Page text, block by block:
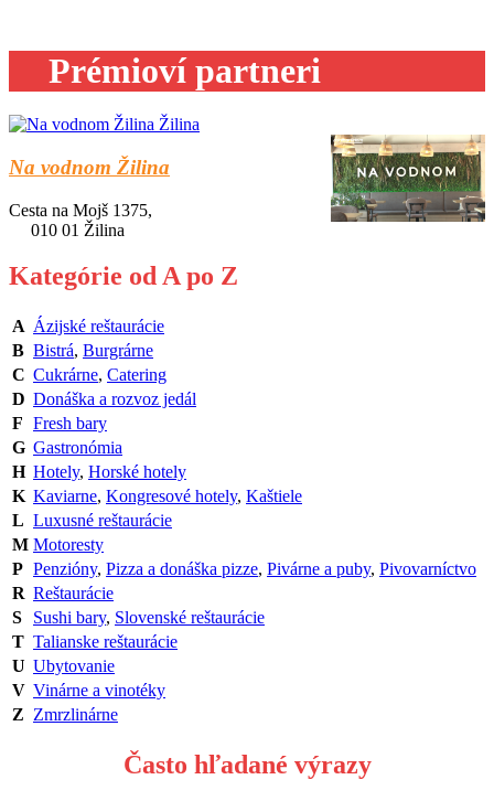
Prémioví partneri
Na vodnom Žilina
Cesta na Mojš 1375,
010 01 Žilina
Kategórie od A po Z
A Ázijské reštaurácie
B Bistrá, Burgrárne
C Cukrárne, Catering
D Donáška a rozvoz jedál
F Fresh bary
G Gastronómia
H Hotely, Horské hotely
K Kaviarne, Kongresové hotely, Kaštiele
L Luxusné reštaurácie
M Motoresty
P Penzióny, Pizza a donáška pizze, Pivárne a puby, Pivovarníctvo
R Reštaurácie
S
Sushi bary, Slovenské reštaurácie
T Talianske reštaurácie
U Ubytovanie
V Vinárne a vinotéky
Z Zmrzlinárne
Často hľadané výrazy